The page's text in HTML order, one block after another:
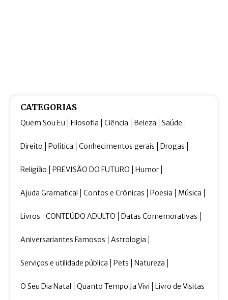
CATEGORIAS
Quem Sou Eu Filosofia Ciência Beleza Saúde
Direito Política Conhecimentos gerais Drogas
Religião PREVISÃO DO FUTURO Humor
Ajuda Gramatical Contos e Crônicas Poesia Música
Livros CONTEÚDO ADULTO Datas Comemorativas
Aniversariantes Famosos Astrologia
Serviços e utilidade pública Pets Natureza
O Seu Dia Natal Quanto Tempo Ja Vivi Livro de Visitas